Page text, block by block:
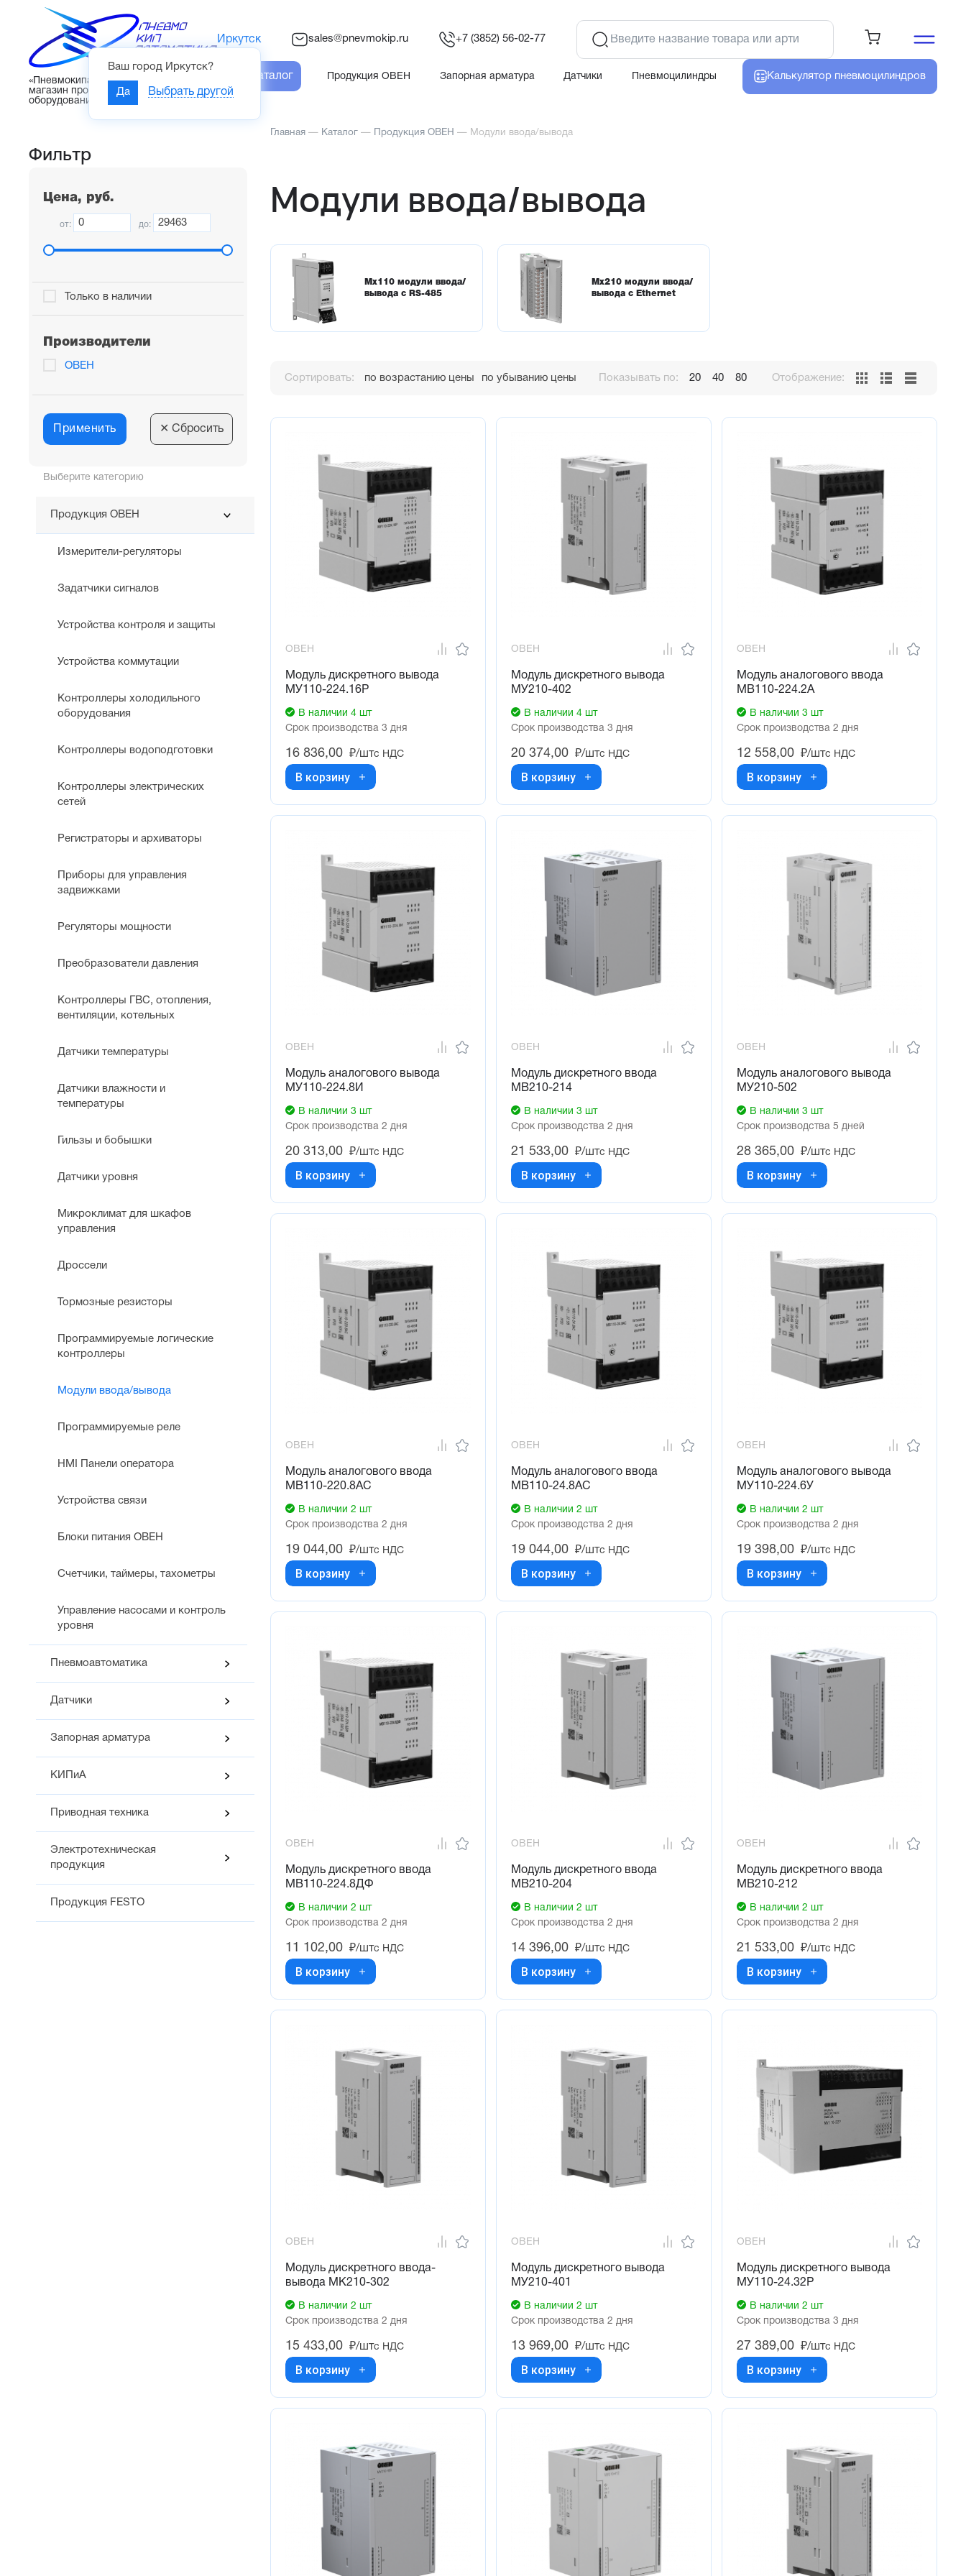
«Пневмокипавтоматика» – интернет-
магазин промышленного
оборудования
Иркутск
Ваш город Иркутск?
Да Выбрать другой
sales@pnevmokip.ru +7 (3852) 56-02-77
Каталог Продукция ОВЕН Запорная арматура Датчики Пневмоцилиндры Калькулятор пневмоцилиндров
Выберите категорию
Продукция ОВЕН
Измерители-регуляторы
Задатчики сигналов
Устройства контроля и защиты
Устройства коммутации
Контроллеры холодильного
оборудования
Контроллеры водоподготовки
Контроллеры электрических
сетей
Регистраторы и архиваторы
Приборы для управления
задвижками
Регуляторы мощности
Преобразователи давления
Контроллеры ГВС, отопления,
вентиляции, котельных
Датчики температуры
Датчики влажности и
температуры
Гильзы и бобышки
Датчики уровня
Микроклимат для шкафов
управления
Дроссели
Тормозные резисторы
Программируемые логические
контроллеры
Модули ввода/вывода
Программируемые реле
HMI Панели оператора
Устройства связи
Блоки питания ОВЕН
Счетчики, таймеры, тахометры
Управление насосами и контроль
уровня
Пневмоавтоматика
Датчики
Запорная арматура
КИПиА
Приводная техника
Электротехническая
продукция
Продукция FESTO
Фильтр
Цена, руб.
от: до:
Только в наличии
Производители
ОВЕН
Применить ✕ Сбросить
Главная — Каталог — Продукция ОВЕН — Модули ввода/вывода
Модули ввода/вывода
Мх110 модули ввода/
вывода с RS-485
Мх210 модули ввода/
вывода с Ethernet
Сортировать: по возрастанию цены по убыванию цены Показывать по: 20 40 80 Отображение:
ОВЕН
Модуль дискретного вывода
МУ110-224.16Р
В наличии 4 шт
Срок производства 3 дня
16 836,00 ₽/штс НДС
В корзину
ОВЕН
Модуль дискретного вывода
МУ210-402
В наличии 4 шт
Срок производства 3 дня
20 374,00 ₽/штс НДС
В корзину
ОВЕН
Модуль аналогового ввода
МВ110-224.2А
В наличии 3 шт
Срок производства 2 дня
12 558,00 ₽/штс НДС
В корзину
ОВЕН
Модуль аналогового вывода
МУ110-224.8И
В наличии 3 шт
Срок производства 2 дня
20 313,00 ₽/штс НДС
В корзину
ОВЕН
Модуль дискретного ввода
МВ210-214
В наличии 3 шт
Срок производства 2 дня
21 533,00 ₽/штс НДС
В корзину
ОВЕН
Модуль аналогового вывода
МУ210-502
В наличии 3 шт
Срок производства 5 дней
28 365,00 ₽/штс НДС
В корзину
ОВЕН
Модуль аналогового ввода
МВ110-220.8АС
В наличии 2 шт
Срок производства 2 дня
19 044,00 ₽/штс НДС
В корзину
ОВЕН
Модуль аналогового ввода
МВ110-24.8АС
В наличии 2 шт
Срок производства 2 дня
19 044,00 ₽/штс НДС
В корзину
ОВЕН
Модуль аналогового вывода
МУ110-224.6У
В наличии 2 шт
Срок производства 2 дня
19 398,00 ₽/штс НДС
В корзину
ОВЕН
Модуль дискретного ввода
МВ110-224.8ДФ
В наличии 2 шт
Срок производства 2 дня
11 102,00 ₽/штс НДС
В корзину
ОВЕН
Модуль дискретного ввода
МВ210-204
В наличии 2 шт
Срок производства 2 дня
14 396,00 ₽/штс НДС
В корзину
ОВЕН
Модуль дискретного ввода
МВ210-212
В наличии 2 шт
Срок производства 2 дня
21 533,00 ₽/штс НДС
В корзину
ОВЕН
Модуль дискретного ввода-
вывода МК210-302
В наличии 2 шт
Срок производства 2 дня
15 433,00 ₽/штс НДС
В корзину
ОВЕН
Модуль дискретного вывода
МУ210-401
В наличии 2 шт
Срок производства 2 дня
13 969,00 ₽/штс НДС
В корзину
ОВЕН
Модуль дискретного вывода
МУ110-24.32Р
В наличии 2 шт
Срок производства 3 дня
27 389,00 ₽/штс НДС
В корзину